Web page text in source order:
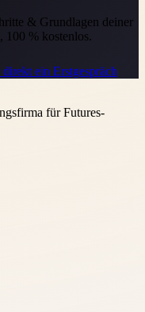
& Grundlagen deiner
100 % kostenlos.
ein Erstgespräch
für Futures-